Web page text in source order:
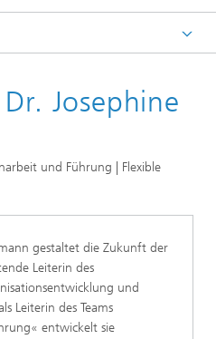
Josephine
und Führung | Flexible
gestaltet die Zukunft der
Leiterin des
und
Leiterin des Teams
entwickelt sie